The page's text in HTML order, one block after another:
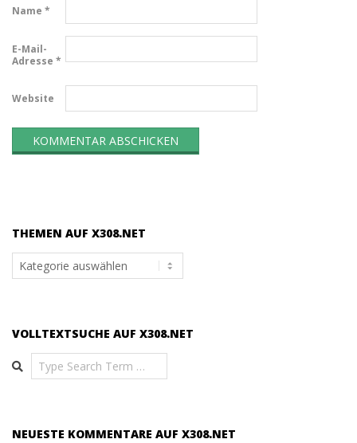
Name *
E-Mail-
Adresse *
Website
THEMEN AUF X308.NET
Themen
auf
VOLLTEXTSUCHE AUF X308.NET
Search
NEUESTE KOMMENTARE AUF X308.NET